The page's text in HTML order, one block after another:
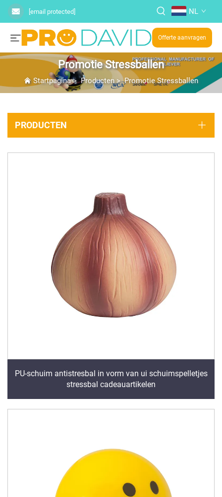
[email protected] NL
Offerte aanvragen
Promotie Stressballen
Startpagina>Producten>Promotie Stressballen
PRODUCTEN
PU-schuim antistresbal in vorm van ui schuimspelletjes
stressbal cadeauartikelen